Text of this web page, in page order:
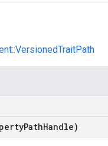
PathHandle)